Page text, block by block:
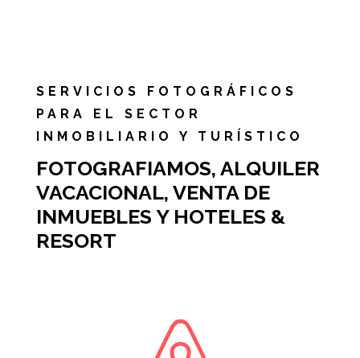
SERVICIOS FOTOGRÁFICOS
PARA EL SECTOR
INMOBILIARIO Y TURÍSTICO
FOTOGRAFIAMOS, ALQUILER
VACACIONAL, VENTA DE
INMUEBLES Y HOTELES &
RESORT